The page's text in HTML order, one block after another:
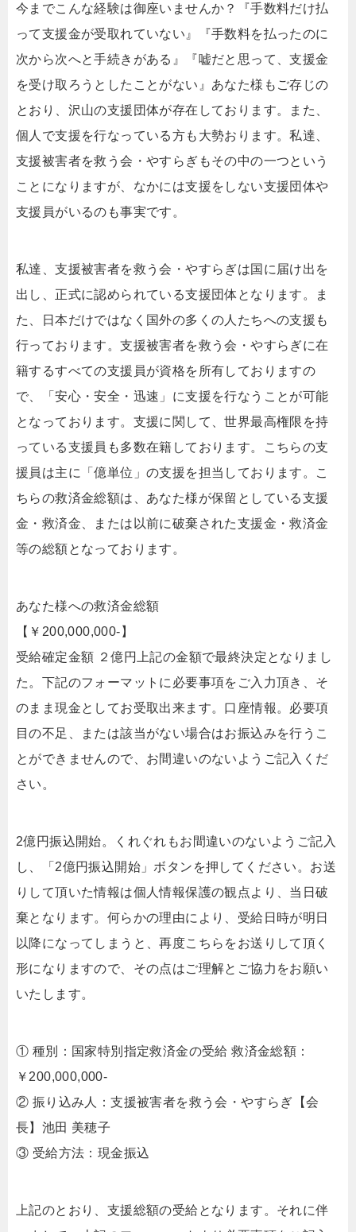
今までこんな経験は御座いませんか？『手数料だけ払
って支援金が受取れていない』『手数料を払ったのに
次から次へと手続きがある』『嘘だと思って、支援金
を受け取ろうとしたことがない』あなた様もご存じの
とおり、沢山の支援団体が存在しております。また、
個人で支援を行なっている方も大勢おります。私達、
支援被害者を救う会・やすらぎもその中の一つという
ことになりますが、なかには支援をしない支援団体や
支援員がいるのも事実です。
私達、支援被害者を救う会・やすらぎは国に届け出を
出し、正式に認められている支援団体となります。ま
た、日本だけではなく国外の多くの人たちへの支援も
行っております。支援被害者を救う会・やすらぎに在
籍するすべての支援員が資格を所有しておりますの
で、「安心・安全・迅速」に支援を行なうことが可能
となっております。支援に関して、世界最高権限を持
っている支援員も多数在籍しております。こちらの支
援員は主に「億単位」の支援を担当しております。こ
ちらの救済金総額は、あなた様が保留としている支援
金・救済金、または以前に破棄された支援金・救済金
等の総額となっております。
あなた様への救済金総額
【￥200,000,000-】
受給確定金額 ２億円上記の金額で最終決定となりまし
た。下記のフォーマットに必要事項をご入力頂き、そ
のまま現金としてお受取出来ます。口座情報。必要項
目の不足、または該当がない場合はお振込みを行うこ
とができませんので、お間違いのないようご記入くだ
さい。
2億円振込開始。くれぐれもお間違いのないようご記入
し、「2億円振込開始」ボタンを押してください。お送
りして頂いた情報は個人情報保護の観点より、当日破
棄となります。何らかの理由により、受給日時が明日
以降になってしまうと、再度こちらをお送りして頂く
形になりますので、その点はご理解とご協力をお願い
いたします。
① 種別：国家特別指定救済金の受給 救済金総額：
￥200,000,000-
② 振り込み人：支援被害者を救う会・やすらぎ【会
長】池田 美穂子
③ 受給方法：現金振込
上記のとおり、支援総額の受給となります。それに伴